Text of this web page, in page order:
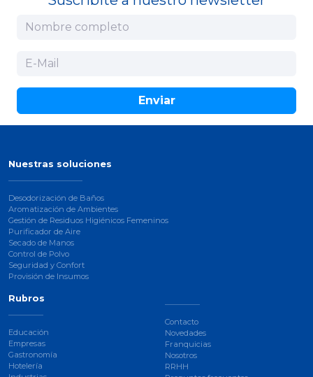
Enviar
Nuestras soluciones
Desodorización de Baños
Aromatización de Ambientes
Gestión de Residuos Higiénicos Femeninos
Purificador de Aire
Secado de Manos
Control de Polvo
Seguridad y Confort
Provisión de Insumos
Rubros
Educación
Empresas
Gastronomía
Hotelería
Contacto
Novedades
Franquicias
Nosotros
RRHH